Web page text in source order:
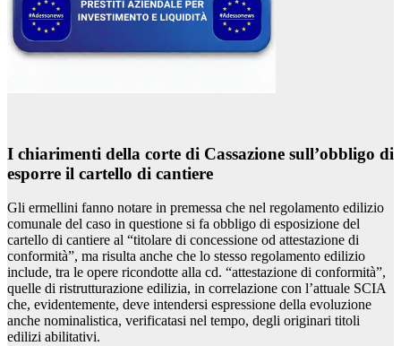
I chiarimenti della corte di Cassazione sull’obbligo di
esporre il cartello di cantiere
Gli ermellini fanno notare in premessa che nel regolamento edilizio
comunale del caso in questione si fa obbligo di esposizione del
cartello di cantiere al “titolare di concessione od attestazione di
conformità”, ma risulta anche che lo stesso regolamento edilizio
include, tra le opere ricondotte alla cd. “attestazione di conformità”,
quelle di ristrutturazione edilizia, in correlazione con l’attuale SCIA
che, evidentemente, deve intendersi espressione della evoluzione
anche nominalistica, verificatasi nel tempo, degli originari titoli
edilizi abilitativi.